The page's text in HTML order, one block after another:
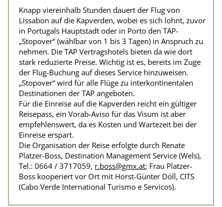
Knapp viereinhalb Stunden dauert der Flug von
Lissabon auf die Kapverden, wobei es sich lohnt, zuvor
in Portugals Hauptstadt oder in Porto den TAP-
„Stopover“ (wählbar von 1 bis 3 Tagen) in Anspruch zu
nehmen. Die TAP Vertragshotels bieten da wie dort
stark reduzierte Preise. Wichtig ist es, bereits im Zuge
der Flug-Buchung auf dieses Service hinzuweisen.
„Stopover“ wird für alle Flüge zu interkontinentalen
Destinationen der TAP angeboten.
Für die Einreise auf die Kapverden reicht ein gültiger
Reisepass, ein Vorab-Aviso für das Visum ist aber
empfehlenswert, da es Kosten und Wartezeit bei der
Einreise erspart.
Die Organisation der Reise erfolgte durch Renate
Platzer-Boss, Destination Management Service (Wels),
Tel.: 0664 / 3717059, r.boss@gmx.at; Frau Platzer-
Boss kooperiert vor Ort mit Horst-Günter Döll, CITS
(Cabo Verde International Turismo e Servicos).